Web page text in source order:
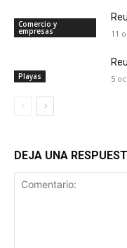
Comercio y
empresas 11
Playas 5
DEJA UNA